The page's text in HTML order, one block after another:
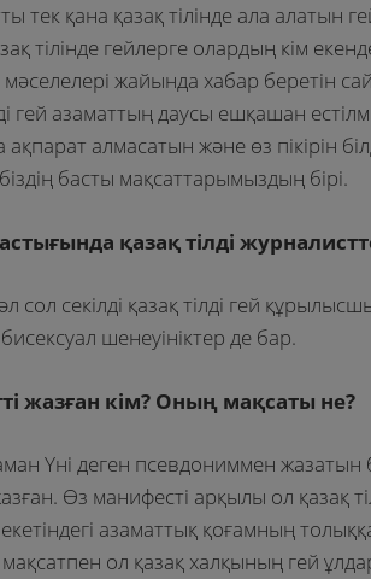
тек қана қазақ тілінде ала алатын
тілінде гейлерге олардың кім
мәселелері жайында хабар беретін
гей азаматтың даусы ешқашан
ақпарат алмасатын және өз пікірін
басты мақсаттарымыздың бірі.
қазақ тілді
сол секілді қазақ тілді гей
шенеуініктер де бар.
жазған кім? Оның мақсаты не?
Үні деген псевдониммен жазатын
Өз манифесті арқылы ол қазақ
азаматтық қоғамның
ол қазақ халқының гей